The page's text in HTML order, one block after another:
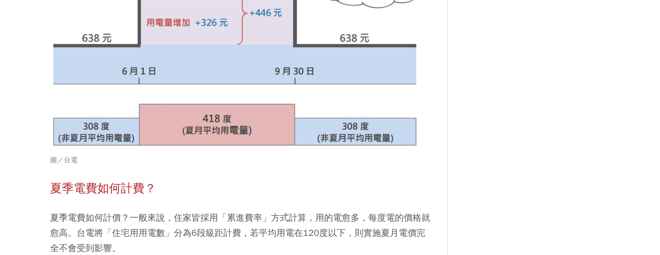
圖／台電
夏季電費如何計費？
夏季電費如何計價？一般來說， 住家皆採用「累進費率」方式計算，用的電愈多，每度電的價格就
愈高。 台電將 「住宅用用電數 」 分為6段級距計費，若平均用電在120度以下，則實施夏月電價完
全不會受到影響。